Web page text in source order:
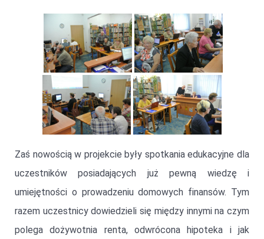
Zaś nowością w projekcie były spotkania edukacyjne dla
uczestników posiadających już pewną wiedzę i
umiejętności o prowadzeniu domowych finansów. Tym
razem uczestnicy dowiedzieli się między innymi na czym
polega dożywotnia renta, odwrócona hipoteka i jak